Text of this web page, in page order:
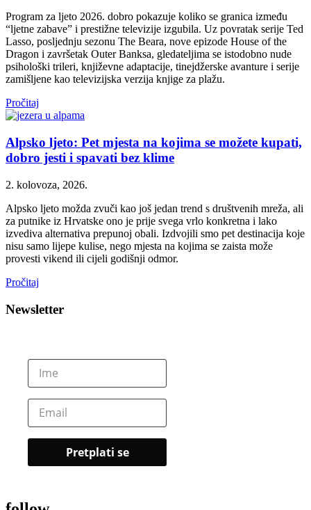
Program za ljeto 2026. dobro pokazuje koliko se granica između
“ljetne zabave” i prestižne televizije izgubila. Uz povratak serije Ted
Lasso, posljednju sezonu The Beara, nove epizode House of the
Dragon i završetak Outer Banksa, gledateljima se istodobno nude
psihološki trileri, književne adaptacije, tinejdžerske avanture i serije
zamišljene kao televizijska verzija knjige za plažu.
Pročitaj
Alpsko ljeto: Pet mjesta na kojima se možete kupati,
dobro jesti i spavati bez klime
2. kolovoza, 2026.
Alpsko ljeto možda zvuči kao još jedan trend s društvenih mreža, ali
za putnike iz Hrvatske ono je prije svega vrlo konkretna i lako
izvediva alternativa prepunoj obali. Izdvojili smo pet destinacija koje
nisu samo lijepe kulise, nego mjesta na kojima se zaista može
provesti vikend ili cijeli godišnji odmor.
Pročitaj
Newsletter